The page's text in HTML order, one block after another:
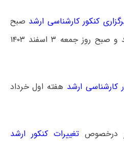
کنکور کارشناسی ارشد صبح
و عصر روز پنجشنبه ۲ اسفند و صبح روز جمعه ۳ اسفند ۱۴۰۳
کارشناسی ارشد هفته اول خرداد
درخصوص تغییرات کنکور ارشد